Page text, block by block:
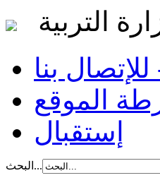
التربية
-
إستقبال
البحث...